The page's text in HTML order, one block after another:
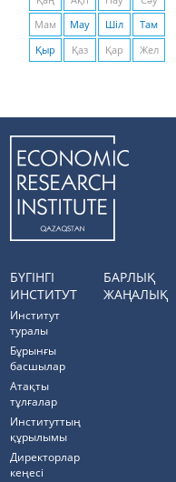
Мам
Мау Шіл
Там
Қыр
Қаз Қар Жел
БҮГІНГІ
ИНСТИТУТ
Институт
туралы
Бұрынғы
басшылар
Атақты
тұлғалар
Институттың
құрылымы
Директорлар
кеңесі
БАРЛЫҚ
ЖАҢАЛЫҚ